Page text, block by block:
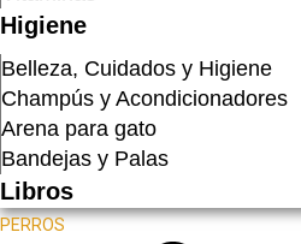
Higiene
Belleza, Cuidados y Higiene
Champús y Acondicionadores
Arena para gato
Bandejas y Palas
Libros
PERROS